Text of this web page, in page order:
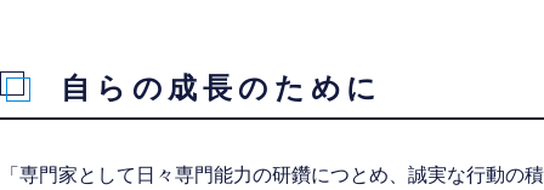
自らの成長のために
「専門家として日々専門能力の研鑽につとめ、誠実な行動の